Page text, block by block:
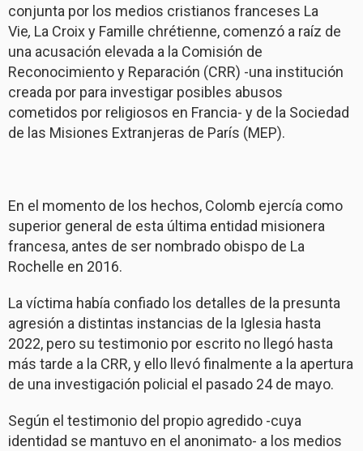
conjunta por los medios cristianos franceses La
Vie, La Croix y Famille chrétienne, comenzó a raíz de
una acusación elevada a la Comisión de
Reconocimiento y Reparación (CRR) -una institución
creada por para investigar posibles abusos
cometidos por religiosos en Francia- y de la Sociedad
de las Misiones Extranjeras de París (MEP).
En el momento de los hechos, Colomb ejercía como
superior general de esta última entidad misionera
francesa, antes de ser nombrado obispo de La
Rochelle en 2016.
La víctima había confiado los detalles de la presunta
agresión a distintas instancias de la Iglesia hasta
2022, pero su testimonio por escrito no llegó hasta
más tarde a la CRR, y ello llevó finalmente a la apertura
de una investigación policial el pasado 24 de mayo.
Según el testimonio del propio agredido -cuya
identidad se mantuvo en el anonimato- a los medios